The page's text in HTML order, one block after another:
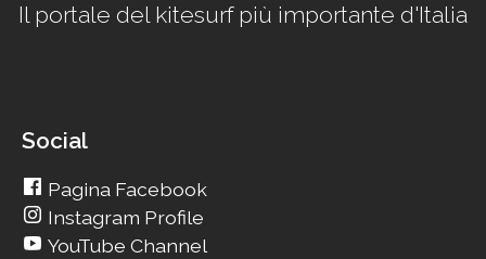
Il portale del kitesurf più importante d'Italia
Social
Pagina Facebook
Instagram Profile
YouTube Channel